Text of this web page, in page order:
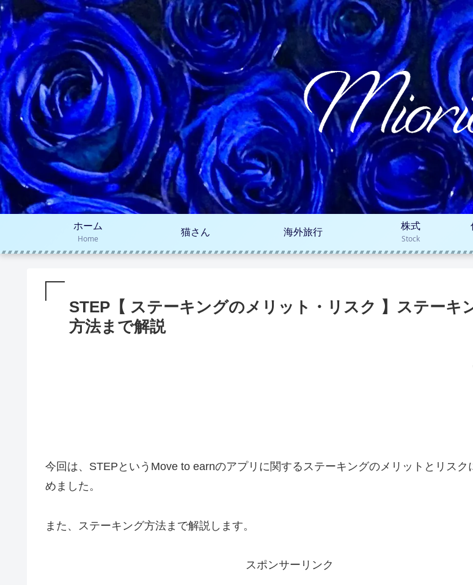
ホーム
Home
猫さん 海外旅行
株式
Stock
STEP【 ステーキングのメリット・リスク 】ステーキ
方法まで解説
今回は、STEPというMove to earnのアプリに関するステーキングのメリットとリスク
めました。
また、ステーキング方法まで解説します。
スポンサーリンク